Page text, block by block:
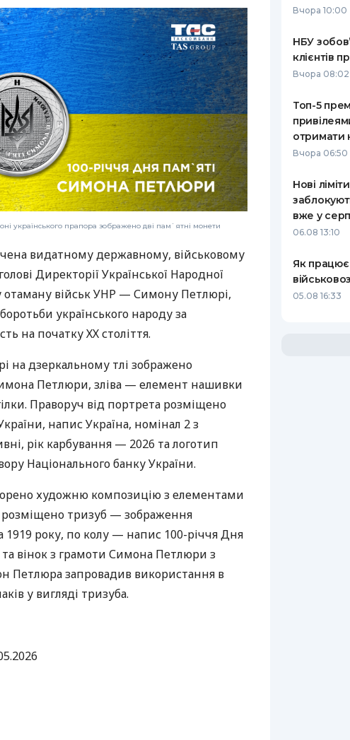
РЕЙТИНГ ДЕБЕТОВИХ
КАРТОК
ЩОМІСЯЧНИЙ ОГЛЯД
КЕШБЕКУ
ПУТІВНИКИ ПО
БАНКІВСЬКИХ КАРТКАХ
СТРАХУВАННЮ
ВСІ
ВІДГУКИ ПРО
КОМПАНІЇ
КОНТАКТИ
українського прапора зображено дві пам`ятні монети
видатному державному, військовому
Директорії Української Народної
отаману військ УНР — Симону Петлюрі,
українського народу за
на початку ХХ століття.
на дзеркальному тлі зображено
Петлюри, зліва — елемент нашивки
Праворуч від портрета розміщено
напис Україна, номінал 2 з
рік карбування — 2026 та логотип
Національного банку України.
художню композицію з елементами
тризуб — зображення
1919 року, по колу — напис 100-річчя Дня
вінок з грамоти Симона Петлюри з
Петлюра запровадив використання в
у вигляді тризуба.
Вчора 10:00
НБУ
клієнтів
Вчора 08:02
Топ-5
отримати
Вчора 06:50
Нові
вже у
06.08 13:10
Як працює
05.08 16:33